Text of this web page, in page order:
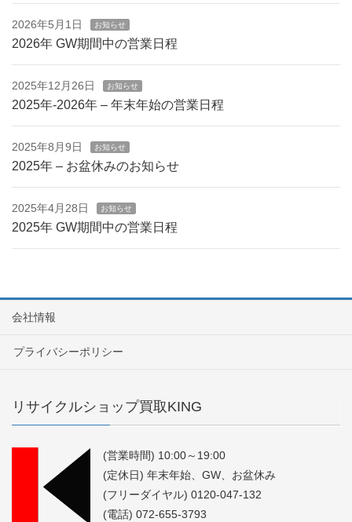
2026年5月1日 お知らせ
2026年 GW期間中の営業日程
2025年12月26日 お知らせ
2025年-2026年 – 年末年始の営業日程
2025年8月9日 お知らせ
2025年 – お盆休みのお知らせ
2025年4月28日 お知らせ
2025年 GW期間中の営業日程
会社情報
プライバシーポリシー
リサイクルショップ買取KING
(営業時間) 10:00～19:00
(定休日) 年末年始、GW、お盆休み
(フリーダイヤル) 0120-047-132
(電話) 072-655-3793